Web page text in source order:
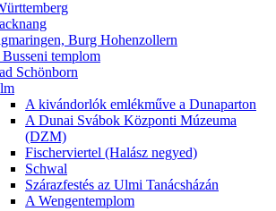
Burg Hohenzollern
templom
Schönborn
A kivándorlók emlékműve a Dunaparton
A Dunai Svábok Központi Múzeuma
(DZM)
Fischerviertel (Halász negyed)
Schwal
Szárazfestés az Ulmi Tanácsházán
A Wengentemplom